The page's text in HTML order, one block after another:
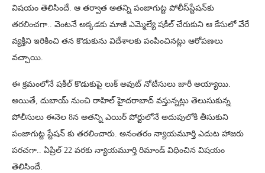
విషయం తెలిసిందే. ఆ తర్వాత అతన్ని పంజాగుట్ట పోలీస్‌స్టేషన్‌కు
తరలించగా.. వెంటనే అక్కడకు మాజీ ఎమ్మెల్యే షకీల్ చేరుకుని ఆ కేసులో వేరే
వ్యక్తిని ఇరికించి తన కొడుకును విదేశాలకు పంపించినట్లు ఆరోపణలు
వచ్చాయి.
ఈ క్రమంలోనే షకీల్ కొడుకుపై లుక్ అవుట్ నోటీసులు జారీ అయ్యాయి.
అయితే, దుబాయ్ నుంచి రాహిల్ హైదరాబాద్ వస్తున్నట్లు తెలుసుకున్న
పోలీసులు ఈనెల 8న అతన్ని ఎయిర్ పోర్టులోనే అదుపులోకి తీసుకుని
పంజాగుట్ట స్టేషన్ కు తరలించారు. అనంతరం న్యాయమూర్తి ఎదుట హాజరు
పరచగా.. ఏప్రిల్ 22 వరకు న్యాయమూర్తి రిమాండ్ విధించిన విషయం
తెలిసిందే.